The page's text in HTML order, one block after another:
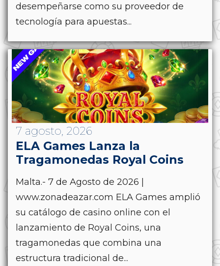
desempeñarse como su proveedor de
tecnología para apuestas...
7 agosto, 2026
ELA Games Lanza la
Tragamonedas Royal Coins
Malta.- 7 de Agosto de 2026 |
www.zonadeazar.com ELA Games amplió
su catálogo de casino online con el
lanzamiento de Royal Coins, una
tragamonedas que combina una
estructura tradicional de...